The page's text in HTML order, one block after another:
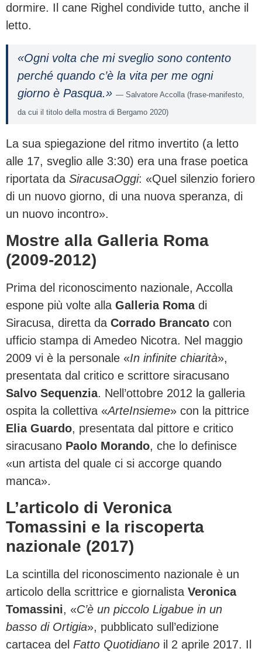
dormire. Il cane Righel condivide tutto, anche il
letto.
«Ogni volta che mi sveglio sono contento
perché quando c’è la vita per me ogni
giorno è Pasqua.» — Salvatore Accolla (frase-manifesto,
da cui il titolo della mostra di Bergamo 2020)
La sua spiegazione del ritmo invertito (a letto
alle 17, sveglio alle 3:30) era una frase poetica
riportata da SiracusaOggi: «Quel silenzio foriero
di un nuovo giorno, di una nuova speranza, di
un nuovo incontro».
Mostre alla Galleria Roma
(2009-2012)
Prima del riconoscimento nazionale, Accolla
espone più volte alla Galleria Romadi
Siracusa, diretta da Corrado Brancato con
ufficio stampa di Amedeo Nicotra. Nel maggio
2009 vi è la personale «In infinite chiarità»,
presentata dal critico e scrittore siracusano
Salvo Sequenzia. Nell’ottobre 2012 la galleria
ospita la collettiva «ArteInsieme» con la pittrice
Elia Guardo, presentata dal pittore e critico
siracusano Paolo Morando, che lo definisce
«un artista del quale ci si accorge quando
manca».
L’articolo di Veronica
Tomassini e la riscoperta
nazionale (2017)
La scintilla del riconoscimento nazionale è un
articolo della scrittrice e giornalista Veronica
Tomassini, «C’è un piccolo Ligabue in un
basso di Ortigia», pubblicato sull’edizione
cartacea del Fatto Quotidiano il 2 aprile 2017. Il